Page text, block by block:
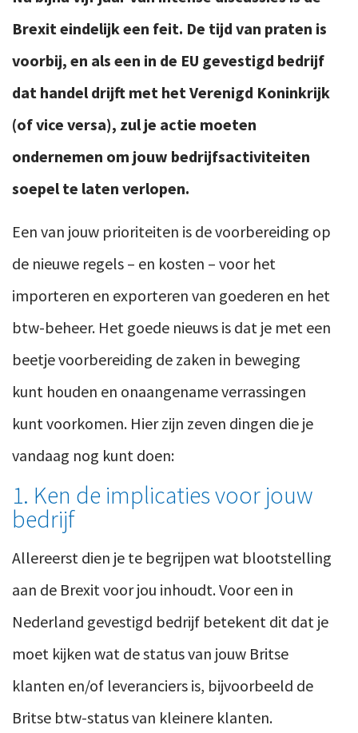
Brexit eindelijk een feit. De tijd van praten is
voorbij, en als een in de EU gevestigd bedrijf
dat handel drijft met het Verenigd Koninkrijk
(of vice versa), zul je actie moeten
ondernemen om jouw bedrijfsactiviteiten
soepel te laten verlopen.
Een van jouw prioriteiten is de voorbereiding op
de nieuwe regels – en kosten – voor het
importeren en exporteren van goederen en het
btw-beheer. Het goede nieuws is dat je met een
beetje voorbereiding de zaken in beweging
kunt houden en onaangename verrassingen
kunt voorkomen. Hier zijn zeven dingen die je
vandaag nog kunt doen:
1. Ken de implicaties voor jouw
bedrijf
Allereerst dien je te begrijpen wat blootstelling
aan de Brexit voor jou inhoudt. Voor een in
Nederland gevestigd bedrijf betekent dit dat je
moet kijken wat de status van jouw Britse
klanten en/of leveranciers is, bijvoorbeeld de
Britse btw-status van kleinere klanten.